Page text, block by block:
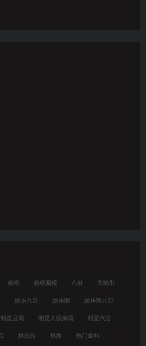
偷税 偷税漏税 八卦 关晓彤
娱乐八卦 娱乐圈 娱乐圈八卦
明星丑闻 明星人设崩塌 明星代言
林志玲 热搜 热门爆料